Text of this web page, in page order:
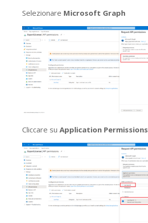
Selezionare Microsoft Graph
Cliccare su Application Permissions